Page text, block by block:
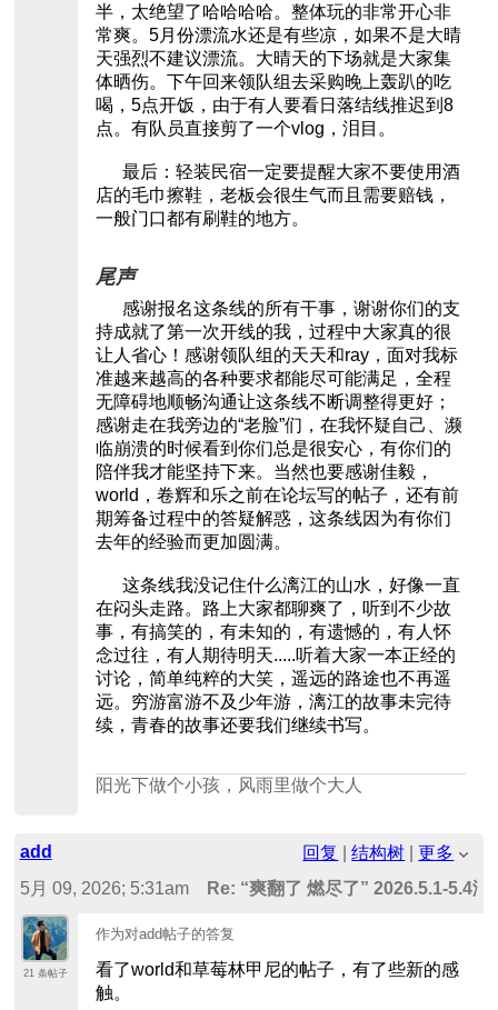
半，太绝望了哈哈哈哈。整体玩的非常开心非
常爽。5月份漂流水还是有些凉，如果不是大晴
天强烈不建议漂流。大晴天的下场就是大家集
体晒伤。下午回来领队组去采购晚上轰趴的吃
喝，5点开饭，由于有人要看日落结线推迟到8
点。有队员直接剪了一个vlog，泪目。
最后：轻装民宿一定要提醒大家不要使用酒
店的毛巾擦鞋，老板会很生气而且需要赔钱，
一般门口都有刷鞋的地方。
尾声
感谢报名这条线的所有干事，谢谢你们的支
持成就了第一次开线的我，过程中大家真的很
让人省心！感谢领队组的天天和ray，面对我标
准越来越高的各种要求都能尽可能满足，全程
无障碍地顺畅沟通让这条线不断调整得更好；
感谢走在我旁边的“老脸”们，在我怀疑自己、濒
临崩溃的时候看到你们总是很安心，有你们的
陪伴我才能坚持下来。当然也要感谢佳毅，
world，卷辉和乐之前在论坛写的帖子，还有前
期筹备过程中的答疑解惑，这条线因为有你们
去年的经验而更加圆满。
这条线我没记住什么漓江的山水，好像一直
在闷头走路。路上大家都聊爽了，听到不少故
事，有搞笑的，有未知的，有遗憾的，有人怀
念过往，有人期待明天.....听着大家一本正经的
讨论，简单纯粹的大笑，遥远的路途也不再遥
远。穷游富游不及少年游，漓江的故事未完待
续，青春的故事还要我们继续书写。
阳光下做个小孩，风雨里做个大人
add 回复 |结构树 |更多
5月 09, 2026; 5:31am
Re: “爽翻了 燃尽了” 2026.5.1-5.4
21 条帖子
作为对add帖子的答复
看了world和草莓林甲尼的帖子，有了些新的感
触。